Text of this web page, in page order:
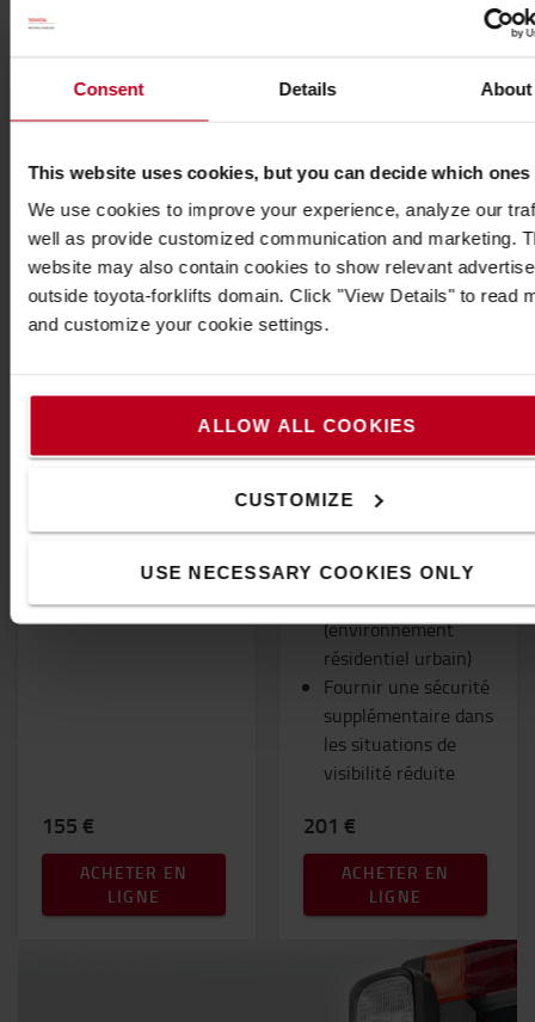
Consent Details About
This website uses cookies, but you can decide which ones
We use cookies to improve your experience, analyze our
well as provide customized communication and marketing.
website may also contain cookies to show relevant
outside toyota-forklifts domain. Click "View Details" to read
and customize your cookie settings.
ALLOW ALL COOKIES
CUSTOMIZE
USE NECESSARY COOKIES ONLY
adaptable
155 €
ACHETER EN
LIGNE
d'avertissement, 36-80
V
« Bruit blanc » conçu
circulation routière
et les lieux de travail
où le niveau sonore
est normal
(environnement
résidentiel urbain)
Fournir une sécurité
supplémentaire dans
les situations de
visibilité réduite
201 €
ACHETER EN
LIGNE